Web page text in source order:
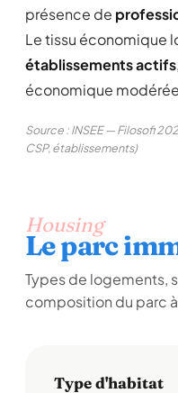
présence de
Le tissu économique
établissements actifs
économique
Source : INSEE — Filosofi
CSP, établissements)
Housing
Le parc
Types de logements,
composition du parc
Type d'habitat